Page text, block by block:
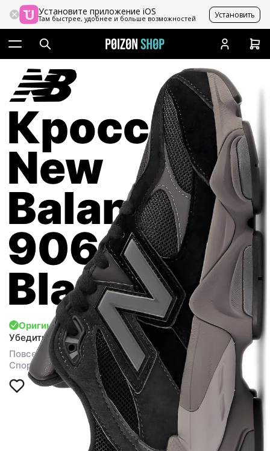
Установите приложение iOS
Там быстрее, удобнее и больше возможностей Установить
Кроссовки
New
Balance
9060
Black
Оригинал
Убедиться
Повседневная обувь
Спортивные